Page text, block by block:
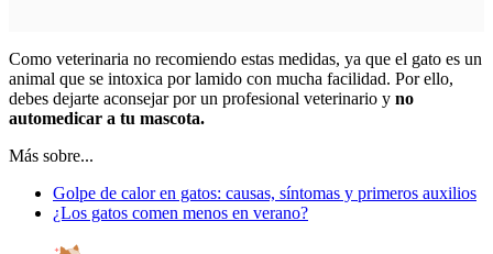
Como veterinaria no recomiendo estas medidas, ya que el gato es un
animal que se intoxica por lamido con mucha facilidad. Por ello,
debes dejarte aconsejar por un profesional veterinario y no
automedicar a tu mascota.
Más sobre...
Golpe de calor en gatos: causas, síntomas y primeros auxilios
¿Los gatos comen menos en verano?